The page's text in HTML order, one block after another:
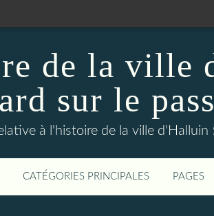
de la ville
sur le
à l'histoire de la ville
CATÉGORIES PRINCIPALES PAGES